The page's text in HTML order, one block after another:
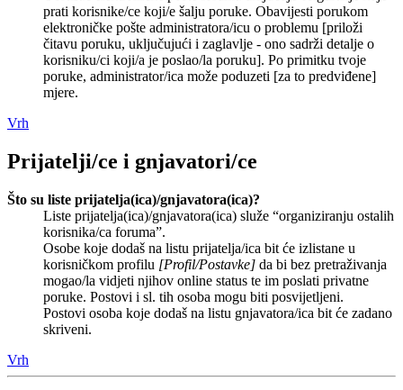
prati korisnike/ce koji/e šalju poruke. Obavijesti porukom
elektroničke pošte administratora/icu o problemu [priloži
čitavu poruku, uključujući i zaglavlje - ono sadrži detalje o
korisniku/ci koji/a je poslao/la poruku]. Po primitku tvoje
poruke, administrator/ica može poduzeti [za to predviđene]
mjere.
Vrh
Prijatelji/ce i gnjavatori/ce
Što su liste prijatelja(ica)/gnjavatora(ica)?
Liste prijatelja(ica)/gnjavatora(ica) služe “organiziranju ostalih
korisnika/ca foruma”.
Osobe koje dodaš na listu prijatelja/ica bit će izlistane u
korisničkom profilu [Profil/Postavke] da bi bez pretraživanja
mogao/la vidjeti njihov online status te im poslati privatne
poruke. Postovi i sl. tih osoba mogu biti posvijetljeni.
Postovi osoba koje dodaš na listu gnjavatora/ica bit će zadano
skriveni.
Vrh